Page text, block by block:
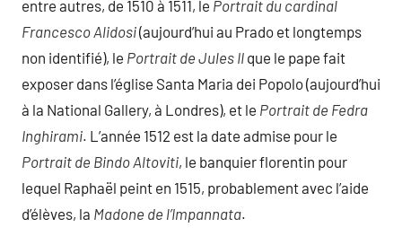
entre autres, de 1510 à 1511, le Portrait du cardinal
Francesco Alidosi(aujourd’hui au Prado et longtemps
non identifié), le Portrait de Jules II que le pape fait
exposer dans l’église Santa Maria dei Popolo (aujourd’hui
à la National Gallery, à Londres), et le Portrait de Fedra
Inghirami. L’année 1512 est la date admise pour le
Portrait de Bindo Altoviti, le banquier florentin pour
lequel Raphaël peint en 1515, probablement avec l’aide
d’élèves, la Madone de l’Impannata.